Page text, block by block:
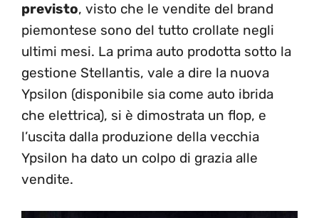
previsto, visto che le vendite del brand
piemontese sono del tutto crollate negli
ultimi mesi. La prima auto prodotta sotto la
gestione Stellantis, vale a dire la nuova
Ypsilon (disponibile sia come auto ibrida
che elettrica), si è dimostrata un flop, e
l’uscita dalla produzione della vecchia
Ypsilon ha dato un colpo di grazia alle
vendite.